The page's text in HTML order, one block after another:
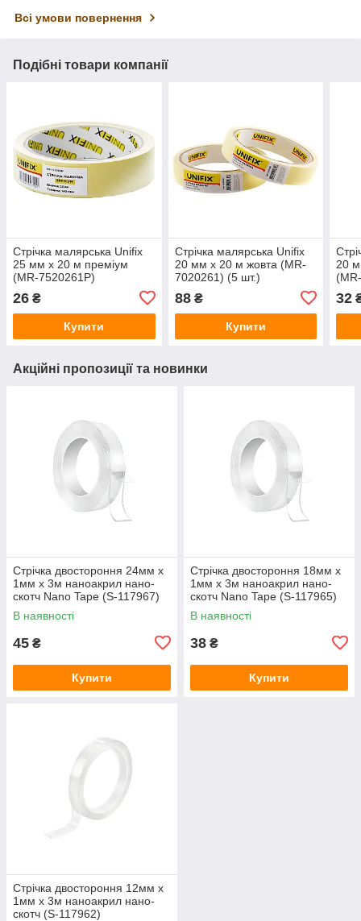
Всі умови повернення
Подібні товари компанії
Стрічка малярська Unifix
25 мм x 20 м преміум
(MR-7520261P)
26 ₴
Купити
Стрічка малярська Unifix
20 мм x 20 м жовта (MR-
7020261) (5 шт.)
88₴
Купити
20
32
Акційні пропозиції та новинки
Стрічка двостороння 24мм x
1мм x 3м наноакрил нано-
скотч Nano Tape (S-117967)
В наявності
45 ₴
Купити
Стрічка двостороння 18мм x
1мм x 3м наноакрил нано-
скотч Nano Tape (S-117965)
В наявності
38 ₴
Купити
Стрічка двостороння 12мм x
1мм x 3м наноакрил нано-
скотч (S-117962)